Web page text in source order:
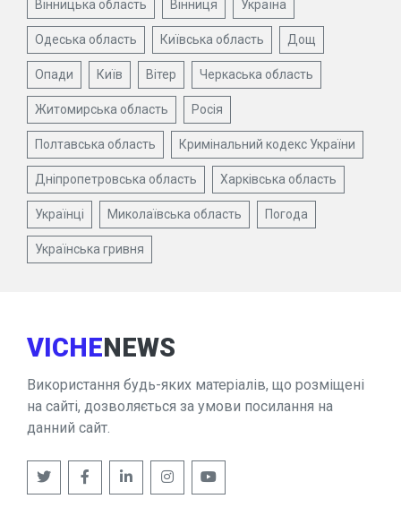
Вінницька область Вінниця Україна
Одеська область Київська область Дощ
Опади Київ Вітер Черкаська область
Житомирська область Росія
Полтавська область Кримінальний кодекс України
Дніпропетровська область Харківська область
Українці Миколаївська область Погода
Українська гривня
VICHENEWS
Використання будь-яких матеріалів, що розміщені
на сайті, дозволяється за умови посилання на
данний сайт.